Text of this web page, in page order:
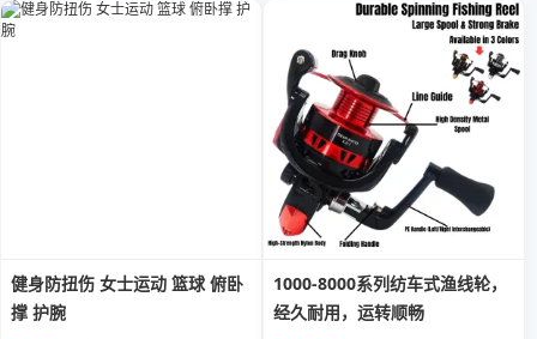
体育,娱乐,热讯, wholesale 体育娱乐, XOOBAY
健身防扭伤 女士运动 篮球 俯卧
撑 护腕
1000-8000系列纺车式渔线轮，
经久耐用，运转顺畅